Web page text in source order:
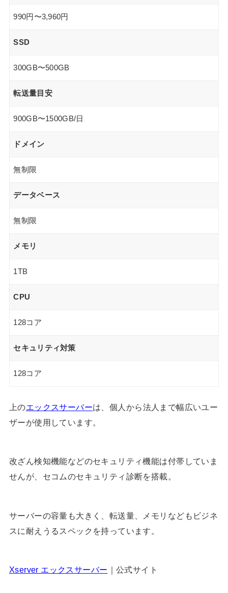
990円〜3,960円
SSD
300GB〜500GB
転送量目安
900GB〜1500GB/日
ドメイン
無制限
データベース
無制限
メモリ
1TB
CPU
128コア
セキュリティ対策
128コア
上のエックスサーバーは、個人から法人まで幅広いユー
ザーが使用しています。
改ざん検知機能などのセキュリティ機能は付帯していま
せんが、セコムのセキュリティ診断を搭載。
サーバーの容量も大きく、転送量、メモリなどもビジネ
スに耐えうるスペックを持っています。
Xserver エックスサーバー ｜公式サイト